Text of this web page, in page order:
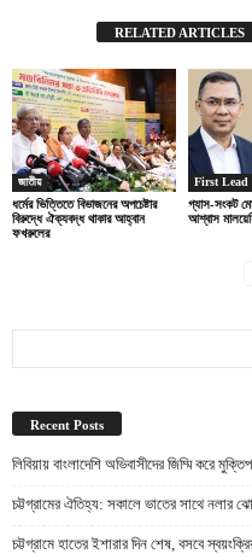
RELATED ARTICLES
জাতীয়
ধর্মের ভিত্তিতে বিভাজনের অপচেষ্টার
বিরুদ্ধে ঐক্যবদ্ধ থাকার আহ্বান
ফখরুলের
First Lead
গ্যাস-সংকট
আশ্বাস
Recent Posts
লিবিয়ায় বাংলাদেশি অভিবাসীদের জিম্মি করে
চট্টগ্রামের ঐতিহ্য: সকালে ভাতের সাথে নলার
চট্টগ্রামে হাতের ইশারার দিন শেষ, বসবে